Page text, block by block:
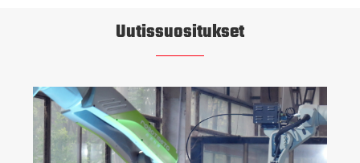
Uutissuositukset
Mikä on kaupallinen voimakone ja miksi se on
välttämätöntä nykyaikaisille kuntosaleille?